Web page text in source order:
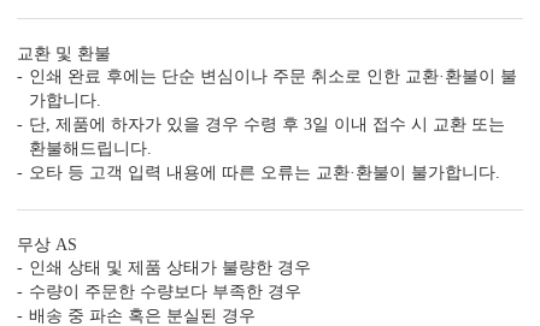
DIGITAL PRINTING TOMPSON PRESS FOIL
<1 >
감성 더하기
당신만의 특별한 청첩장을 위한
다양한 옵션 상품이 준비되어 있습니다.
실링 스탬프
실링 스티커 디자인 스티커
교환 및 환불
인쇄 완료 후에는 단순 변심이나 주문 취소로 인한 교환·환불이 불
가합니다.
단, 제품에 하자가 있을 경우 수령 후 3일 이내 접수 시 교환 또는
환불해드립니다.
오타 등 고객 입력 내용에 따른 오류는 교환·환불이 불가합니다.
무상 AS
인쇄 상태 및 제품 상태가 불량한 경우
수량이 주문한 수량보다 부족한 경우
배송 중 파손 혹은 분실된 경우